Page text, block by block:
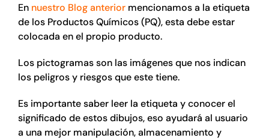
EPIs
Blog
Tienda online
Contacto
En nuestro Blog anterior mencionamos a la etiqueta
de los Productos Químicos (PQ), esta debe estar
colocada en el propio producto.
Los pictogramas son las imágenes que nos indican
los peligros y riesgos que este tiene.
Es importante saber leer la etiqueta y conocer el
significado de estos dibujos, eso ayudará al usuario
a una mejor manipulación, almacenamiento y